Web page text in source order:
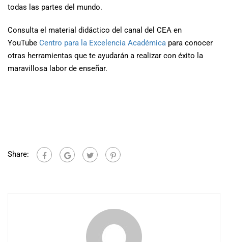
todas las partes del mundo.
Consulta el material didáctico del canal del CEA en
YouTube Centro para la Excelencia Académica para conocer
otras herramientas que te ayudarán a realizar con éxito la
maravillosa labor de enseñar.
Share: